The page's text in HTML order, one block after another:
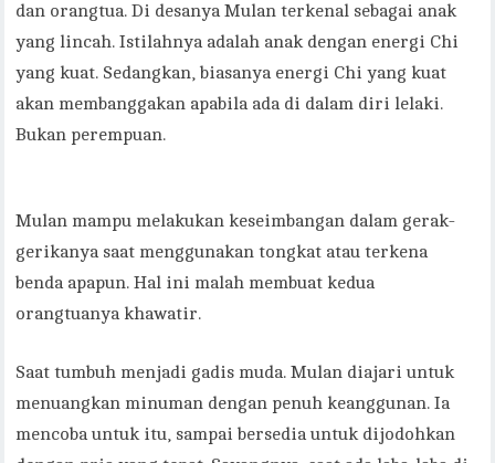
dan orangtua. Di desanya Mulan terkenal sebagai anak
yang lincah. Istilahnya adalah anak dengan energi Chi
yang kuat. Sedangkan, biasanya energi Chi yang kuat
akan membanggakan apabila ada di dalam diri lelaki.
Bukan perempuan.
Mulan mampu melakukan keseimbangan dalam gerak-
gerikanya saat menggunakan tongkat atau terkena
benda apapun. Hal ini malah membuat kedua
orangtuanya khawatir.
Saat tumbuh menjadi gadis muda. Mulan diajari untuk
menuangkan minuman dengan penuh keanggunan. Ia
mencoba untuk itu, sampai bersedia untuk dijodohkan